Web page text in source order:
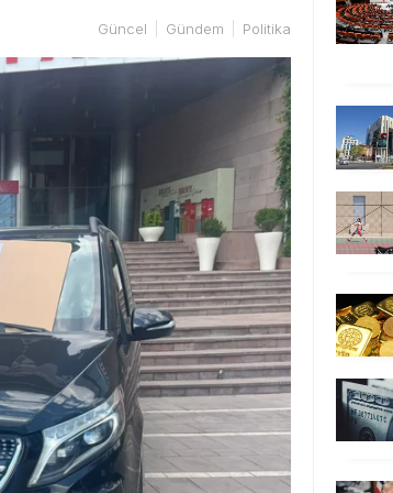
Güncel Gündem Politika